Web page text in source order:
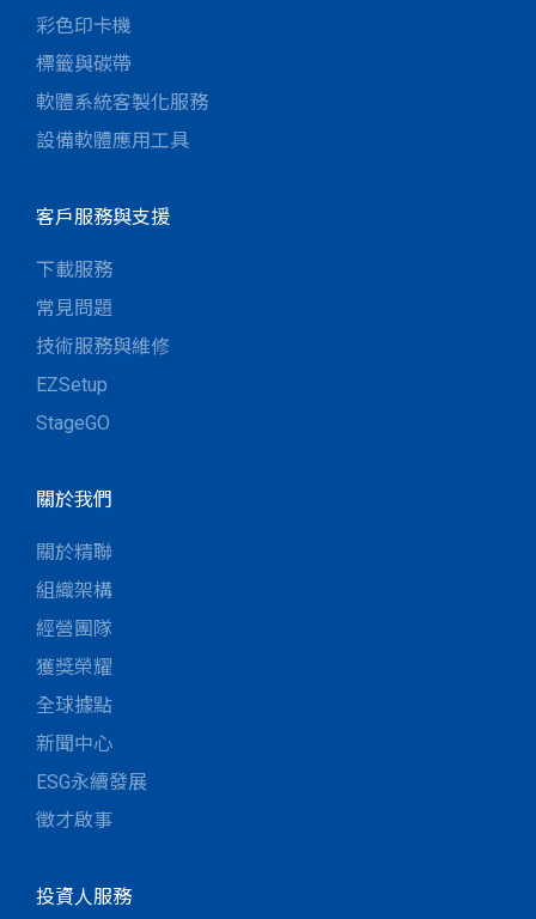
彩色印卡機
標籤與碳帶
軟體系統客製化服務
設備軟體應用工具
客戶服務與支援
下載服務
常見問題
技術服務與維修
EZSetup
StageGO
關於我們
關於精聯
組織架構
經營團隊
獲獎榮耀
全球據點
新聞中心
ESG永續發展
徵才啟事
投資人服務